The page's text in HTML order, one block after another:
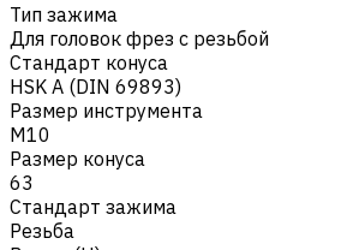
Тип зажима
Для головок фрез с резьбой
Стандарт конуса
HSK A (DIN 69893)
Размер инструмента
M10
Размер конуса
63
Стандарт зажима
Резьба